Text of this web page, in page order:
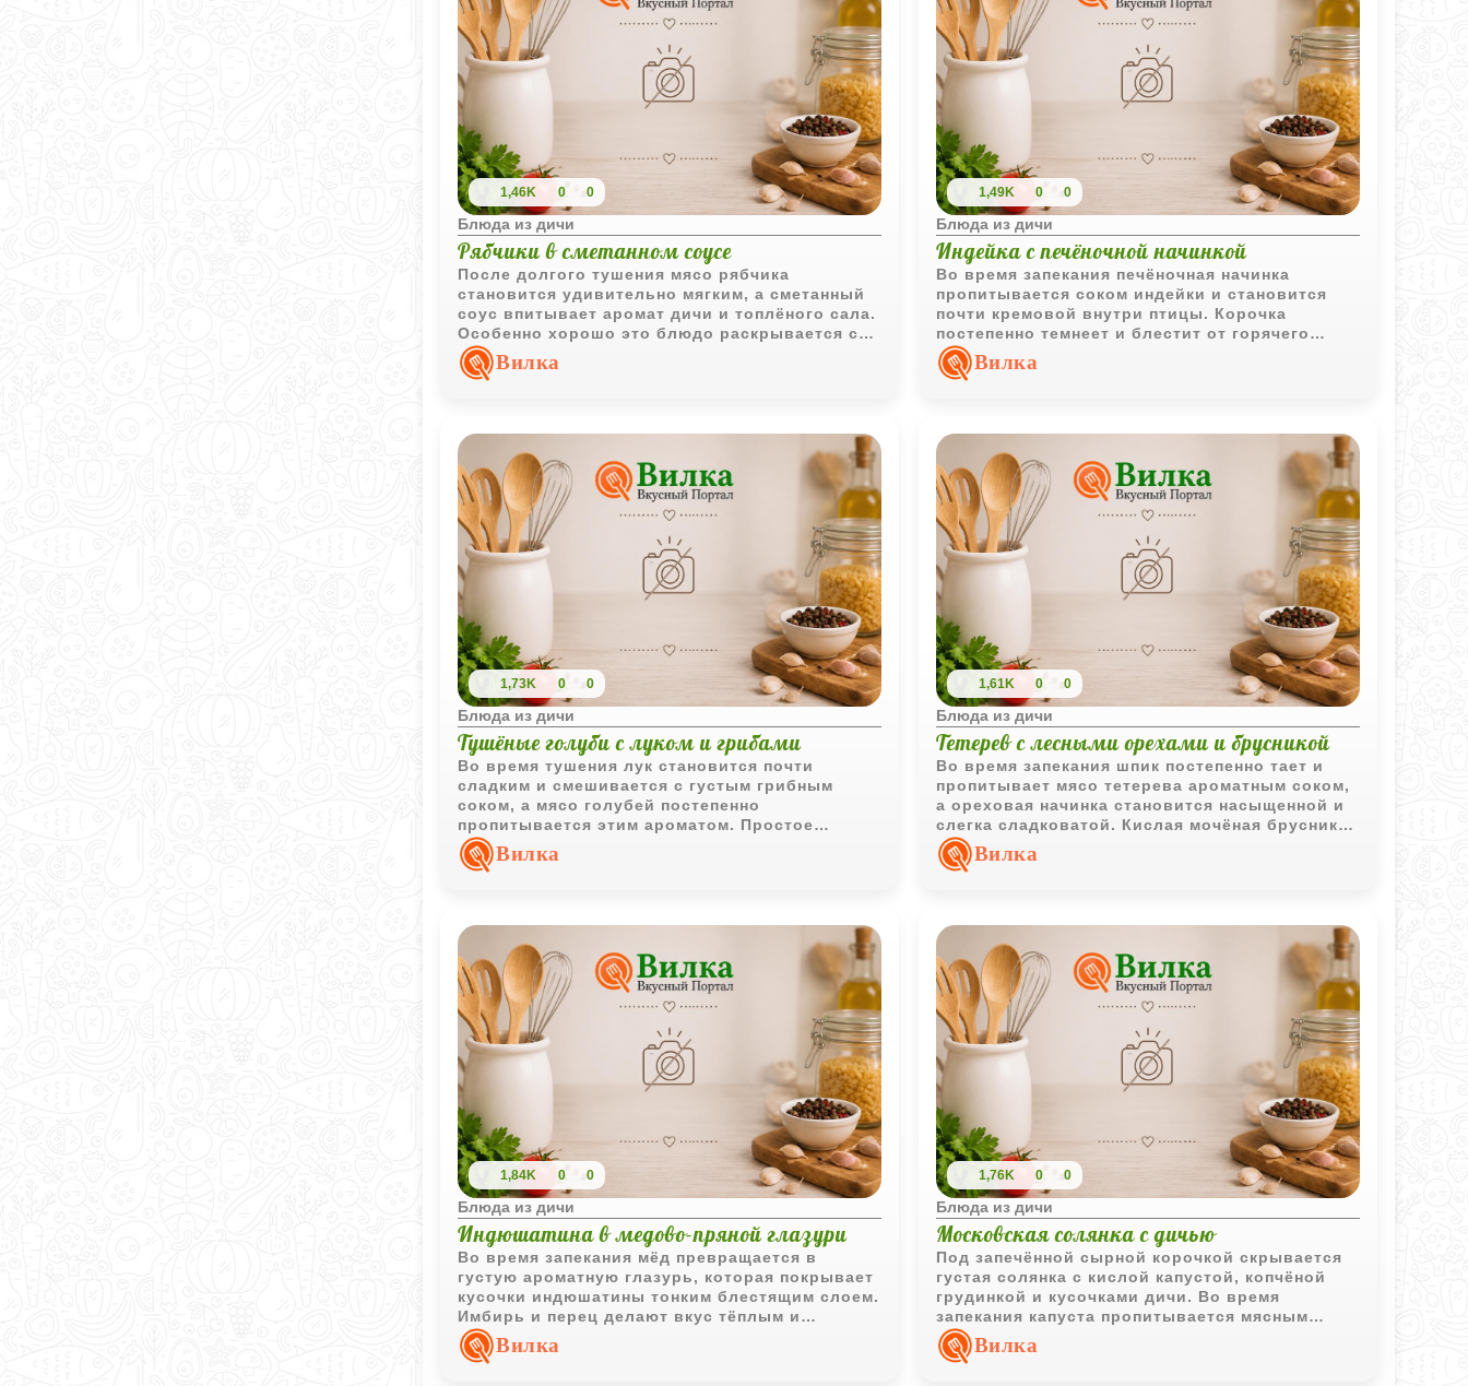
1,46K 0 0
Блюда из дичи
Рябчики в сметанном соусе
После долгого тушения мясо рябчика
становится удивительно мягким, а сметанный
соус впитывает аромат дичи и топлёного сала.
Особенно хорошо это блюдо раскрывается с
горячим жареным картофелем, который
собирает густой сливочный сок со дна блюда.
Вилка
1,49K 0 0
Блюда из дичи
Индейка с печёночной начинкой
Во время запекания печёночная начинка
пропитывается соком индейки и становится
почти кремовой внутри птицы. Корочка
постепенно темнеет и блестит от горячего
масла, а аромат жареной печени смешивается
со сливочным запахом свежего хлеба.
Вилка
1,73K 0 0
Блюда из дичи
Тушёные голуби с луком и грибами
Во время тушения лук становится почти
сладким и смешивается с густым грибным
соком, а мясо голубей постепенно
пропитывается этим ароматом. Простое
сочетание продуктов делает блюдо особенно
домашним и насыщенным.
Вилка
1,61K 0 0
Блюда из дичи
Тетерев с лесными орехами и брусникой
Во время запекания шпик постепенно тает и
пропитывает мясо тетерева ароматным соком,
а ореховая начинка становится насыщенной и
слегка сладковатой. Кислая мочёная брусника
добавляет тот самый северный вкус, без
которого такое блюдо сложно представить.
Вилка
1,84K 0 0
Блюда из дичи
Индюшатина в медово-пряной глазури
Во время запекания мёд превращается в
густую ароматную глазурь, которая покрывает
кусочки индюшатины тонким блестящим слоем.
Имбирь и перец делают вкус тёплым и
насыщенным, а сладкий перец добавляет
сочности и лёгкой свежести.
Вилка
1,76K 0 0
Блюда из дичи
Московская солянка с дичью
Под запечённой сырной корочкой скрывается
густая солянка с кислой капустой, копчёной
грудинкой и кусочками дичи. Во время
запекания капуста пропитывается мясным
бульоном и томатным соусом, становясь
особенно насыщенной и ароматной.
Вилка